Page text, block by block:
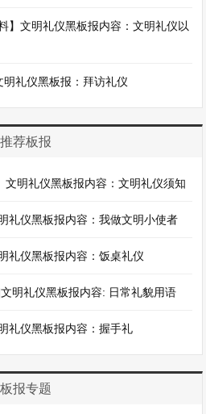
】文明礼仪黑板报内容：文明礼仪以
礼仪黑板报：拜访礼仪
推荐板报
文明礼仪黑板报内容：文明礼仪须知
礼仪黑板报内容：我做文明小使者
礼仪黑板报内容：饭桌礼仪
明礼仪黑板报内容: 日常礼貌用语
礼仪黑板报内容：握手礼
板报专题